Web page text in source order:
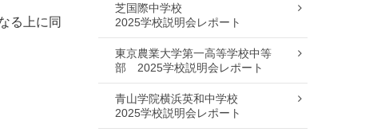
る上に同
芝国際中学校
2025学校説明会レポート
東京農業大学第一高等学校中等
部 2025学校説明会レポート
青山学院横浜英和中学校
2025学校説明会レポート